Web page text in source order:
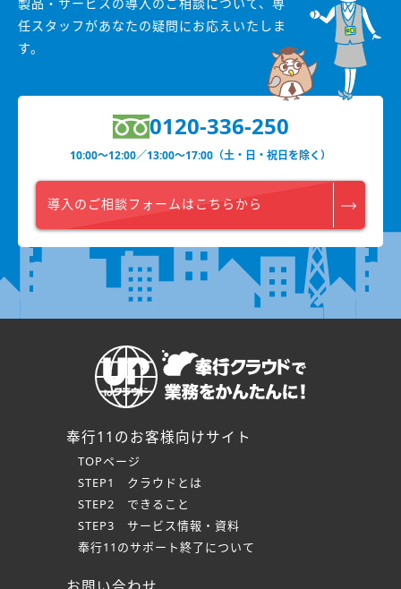
製品・サービスの導入のご相談について、 専
任スタッフがあなたの疑問にお応えいたしま
す。
0120-336-250
10:00〜12:00／13:00〜17:00（土・日・祝日を除く）
導入のご相談フォームはこちらから
奉行11のお客様向けサイト
TOPページ
STEP1 クラウドとは
STEP2 できること
STEP3 サービス情報・資料
奉行11のサポート終了について